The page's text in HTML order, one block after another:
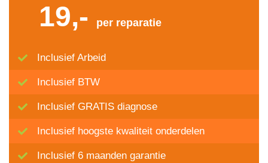
19,- per reparatie
Inclusief Arbeid
Inclusief BTW
Inclusief GRATIS diagnose
Inclusief hoogste kwaliteit onderdelen
Inclusief 6 maanden garantie